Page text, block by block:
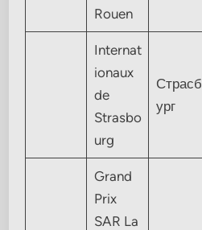
Rouen
Internat
ionaux
de
Strasbo
urg
Страсб
ург
Grand
Prix
SAR La